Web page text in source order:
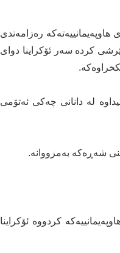
31ـەمین ئەندامی ناتۆ دوای ئەوەی لە لایەن 30 ئەندامەکەی هاوپەیمانییەتەکە رەزامەندی
وڵاتەکە بە ناتۆ لەکاتێکدایە، لە 24ی شوباتی 2022 رووسیا هێرشی کردە سەر ئۆکراینا دوای
لە دانانی چەکی ئەتۆمی
کردووە ئۆکراینا